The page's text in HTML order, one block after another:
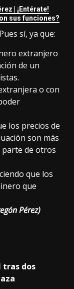
| ¡Entérate!
sus funciones?
Pues sí, ya que:
extranjero
de un
o con
los precios de
son más
de otros
que los
que
Pérez)
tras dos